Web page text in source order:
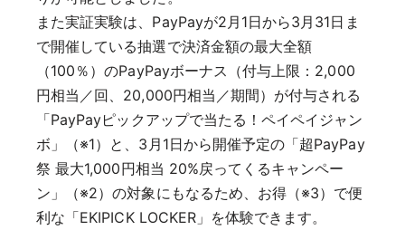
また実証実験は、PayPayが2月1日から3月31日ま
で開催している抽選で決済金額の最大全額
（100％）のPayPayボーナス（付与上限：2,000
円相当／回、20,000円相当／期間）が付与される
「PayPayピックアップで当たる！ペイペイジャン
ボ」（※1）と、3月1日から開催予定の「超PayPay
祭 最大1,000円相当 20%戻ってくるキャンペー
ン」（※2）の対象にもなるため、お得（※3）で便
利な「EKIPICK LOCKER」を体験できます。